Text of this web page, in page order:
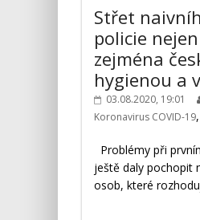
Střet
policie
zejména
hygienou a
03.08.2020, 19:01
Koronavirus COVID-19,
Problémy při
ještě daly pochopit
osob, které